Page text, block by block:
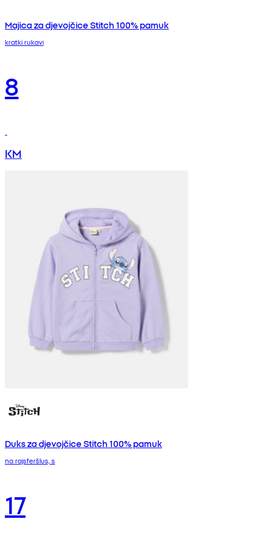
Majica za djevojčice Stitch 100% pamuk
kratki rukavi
8
KM
Duks za djevojčice Stitch 100% pamuk
na rajsferšlus, s
17